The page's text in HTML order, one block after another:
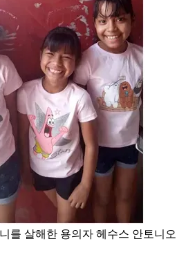
를 살해한 용의자 헤수스 안토니